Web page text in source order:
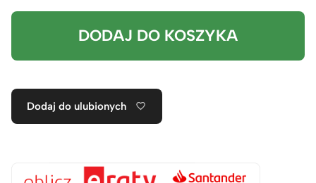
DODAJ DO KOSZYKA
Dodaj do ulubionych